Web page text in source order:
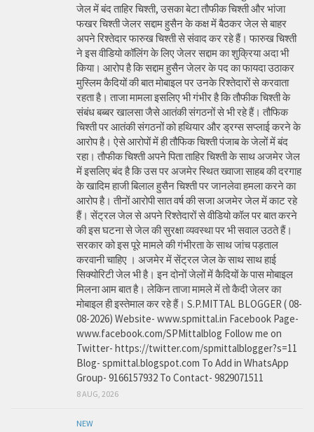
जेल में बंद ताहिर चिश्ती, उसका बेटा तौफीक चिश्ती और भांजा
फखर चिश्ती जेलर सद्दाम हुसैन के कक्ष में बैठकर जेल से बाहर
अपने रिश्तेदार फारुख चिश्ती से संवाद कर रहे हैं। फारुख चिश्ती
ने इस वीडियो कॉलिंग के लिए जेलर सद्दाम का शुक्रिया अदा भी
किया। आरोप है कि सद्दाम हुसैन जेलर के पद का फायदा उठाकर
मुस्लिम कैदियों की बात मोबाइल पर उनके रिश्तेदारों से करवाता
रहता है। ताजा मामला इसलिए भी गंभीर है कि तौफीक चिश्ती के
संबंध बब्बर खालसा जैसे आतंकी संगठनों से भी रहे हैं। तौफिक
चिश्ती पर आतंकी संगठनों को हथियार और ड्रग्स सप्लाई करने के
आरोप है। ऐसे आरोपों में ही तौफिक चिश्ती पंजाब के जेलों में बंद
रहा। तौफीक चिश्ती अपने पिता ताहिर चिश्ती के साथ अजमेर जेल
में इसलिए बंद है कि उस पर अजमेर स्थित ख्वाजा साहब की दरगाह
के खादिम हाजी बिलाल हुसैन चिश्ती पर जानलेवा हमला करने का
आरोप है। तीनों आरोपी सात वर्ष की सजा अजमेर जेल में काट रहे
हैं। सेंट्रल जेल से अपने रिश्तेदारों से वीडियो कॉल पर बात करने
की इस घटना से जेल की सुरक्षा व्यवस्था पर भी सवाल उठते हैं।
सरकार को इस पूरे मामले की गंभीरता के साथ जांच पड़ताल
करवानी चाहिए । अजमेर में सेंट्रल जेल के साथ साथ हाई
सिक्योरिटी जेल भी है। इन दोनों जेलों में कैदियों के पास मोबाइल
मिलना आम बात है। लेकिन ताजा मामले में तो कैदी जेलर का
मोबाइल ही इस्तेमाल कर रहे हैं। S.P.MITTAL BLOGGER ( 08-
08-2026) Website- www.spmittal.in Facebook Page-
www.facebook.com/SPMittalblog Follow me on
Twitter- https://twitter.com/spmittalblogger?s=11
Blog- spmittal.blogspot.com To Add in WhatsApp
Group- 9166157932 To Contact- 9829071511
8 AUG, 2026
NEW